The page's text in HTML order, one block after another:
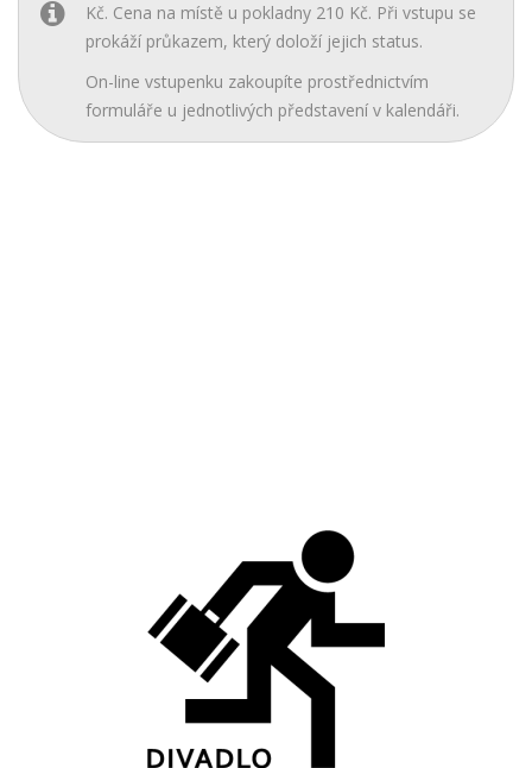
Kč. Cena na místě u pokladny 210 Kč. Při vstupu se
prokáží průkazem, který doloží jejich status.
On-line vstupenku zakoupíte prostřednictvím
formuláře u jednotlivých představení v kalendáři.